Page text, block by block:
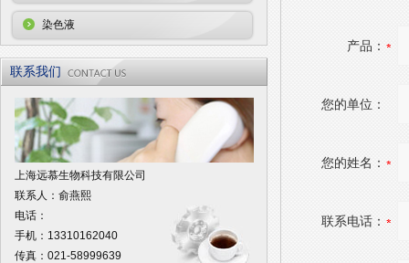
染色液
联系我们
上海远慕生物科技有限公司
联系人：俞燕熙
电话：
手机：13310162040
传真：021-58999639
产品：
您的单位：
您的姓名：
联系电话：